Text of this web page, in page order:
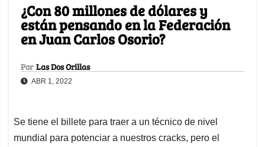
¿Con 80 millones de dólares y
están pensando en la Federación
en Juan Carlos Osorio?
Por Las Dos Orillas
ABR 1, 2022
Se tiene el billete para traer a un técnico de nivel
mundial para potenciar a nuestros cracks, pero el